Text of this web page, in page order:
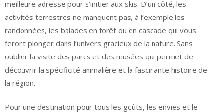
meilleure adresse pour s’initier aux skis. D’un côté, les
activités terrestres ne manquent pas, à l’exemple les
randonnées, les balades en forêt ou en cascade qui vous
feront plonger dans l’univers gracieux de la nature. Sans
oublier la visite des parcs et des musées qui permet de
découvrir la spécificité animalière et la fascinante histoire de
la région.
Pour une destination pour tous les goûts, les envies et le